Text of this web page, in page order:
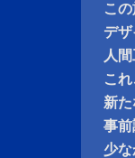
こ
デ
人
こ
新
事
少